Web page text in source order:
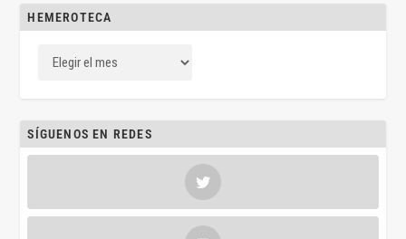
HEMEROTECA
SÍGUENOS EN REDES